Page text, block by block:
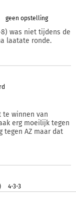
geen opstelling
was niet tijdens de
laatate ronde.
winnen van
erg moeilijk tegen
tegen AZ maar dat
4-3-3